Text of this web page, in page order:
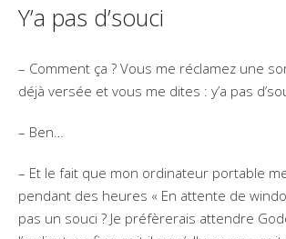
Y’a pas d’souci
– Comment ça ? Vous me réclamez une
déjà versée et vous me dites : y’a pas
– Ben…
– Et le fait que mon ordinateur portable
pendant des heures « En attente de
pas un souci ? Je préfèrerais attendre